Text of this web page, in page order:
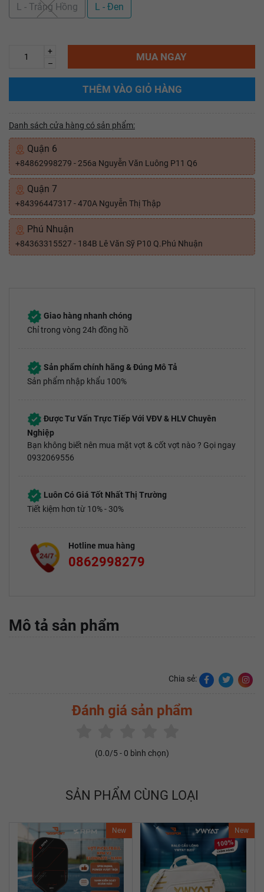
L - Trắng Hồng L - Đen
+
–
MUA NGAY
THÊM VÀO GIỎ HÀNG
Danh sách cửa hàng có sản phẩm:
Quận 6
+84862998279 - 256a Nguyễn Văn Luông P11 Q6
Quận 7
+84396447317 - 470A Nguyễn Thị Thập
Phú Nhuận
+84363315527 - 184B Lê Văn Sỹ P10 Q.Phú Nhuận
Giao hàng nhanh chóng
Chỉ trong vòng 24h đồng hồ
Sản phẩm chính hãng & Đúng Mô Tả
Sản phẩm nhập khẩu 100%
Được Tư Vấn Trực Tiếp Với VĐV & HLV Chuyên
Nghiệp
Bạn không biết nên mua mặt vợt & cốt vợt nào ? Gọi ngay
0932069556
Luôn Có Giá Tốt Nhất Thị Trường
Tiết kiệm hơn từ 10% - 30%
Hotline mua hàng
0862998279
Mô tả sản phẩm
Chia sẻ:
Đánh giá sản phẩm
(0.0/5 - 0 bình chọn)
SẢN PHẨM CÙNG LOẠI
New New